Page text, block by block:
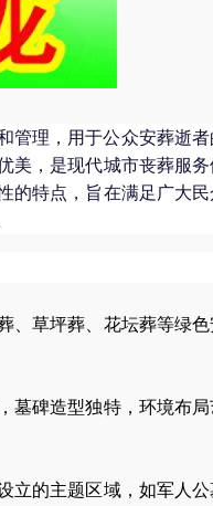
管理，用于公众安葬逝
美，是现代城市丧葬服
的特点，旨在满足广大
、草坪葬、花坛葬等绿
墓碑造型独特，环境布
立的主题区域，如军人